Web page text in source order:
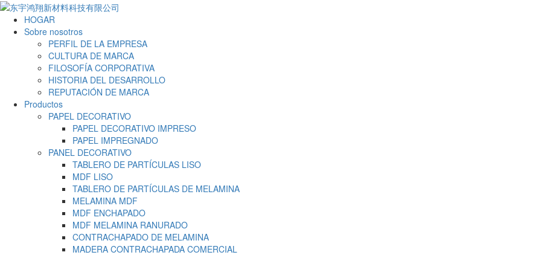
HOGAR
Sobre nosotros
PERFIL DE LA EMPRESA
CULTURA DE MARCA
FILOSOFÍA CORPORATIVA
HISTORIA DEL DESARROLLO
REPUTACIÓN DE MARCA
Productos
PAPEL DECORATIVO
PAPEL DECORATIVO IMPRESO
PAPEL IMPREGNADO
PANEL DECORATIVO
TABLERO DE PARTÍCULAS LISO
MDF LISO
TABLERO DE PARTÍCULAS DE MELAMINA
MELAMINA MDF
MDF ENCHAPADO
MDF MELAMINA RANURADO
CONTRACHAPADO DE MELAMINA
MADERA CONTRACHAPADA COMERCIAL